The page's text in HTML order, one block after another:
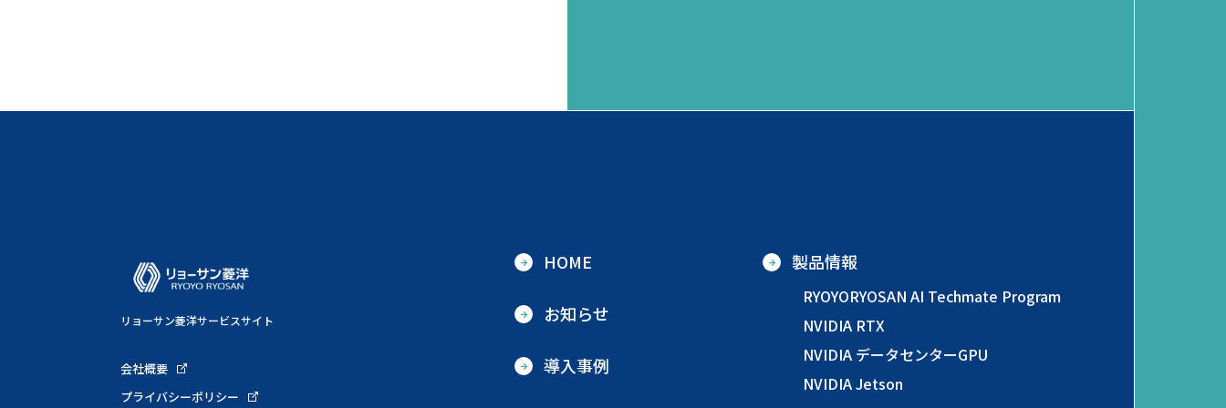
リョーサン菱洋サービスサイト
会社概要
プライバシーポリシー
HOME
お知らせ
導入事例
製品情報
RYOYORYOSAN AI Techmate Program
NVIDIA RTX
NVIDIA データセンターGPU
NVIDIA Jetson